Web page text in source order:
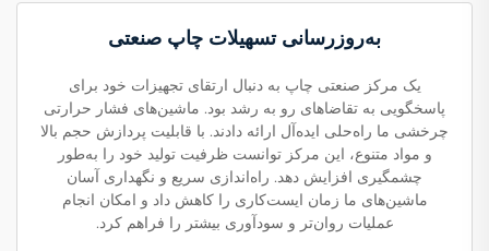
به‌روزرسانی تسهیلات چاپ صنعتی
یک مرکز صنعتی چاپ به دنبال ارتقای تجهیزات خود برای
پاسخگویی به تقاضاهای رو به رشد بود. ماشین‌های فشار حرارتی
چرخشی ما راه‌حلی ایده‌آل ارائه دادند. با قابلیت پردازش حجم بالا
و مواد متنوع، این مرکز توانست ظرفیت تولید خود را به‌طور
چشمگیری افزایش دهد. راه‌اندازی سریع و نگهداری آسان
ماشین‌های ما زمان ایست‌کاری را کاهش داد و امکان انجام
عملیات روان‌تر و سودآوری بیشتر را فراهم کرد.